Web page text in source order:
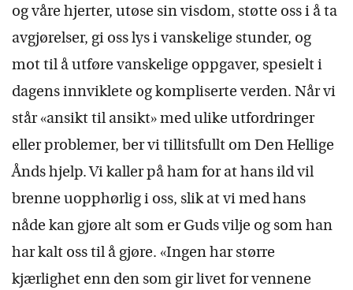
og våre hjerter, utøse sin visdom, støtte oss i å ta
avgjørelser, gi oss lys i vanskelige stunder, og
mot til å utføre vanskelige oppgaver, spesielt i
dagens innviklete og kompliserte verden. Når vi
står «ansikt til ansikt» med ulike utfordringer
eller problemer, ber vi tillitsfullt om Den Hellige
Ånds hjelp. Vi kaller på ham for at hans ild vil
brenne uopphørlig i oss, slik at vi med hans
nåde kan gjøre alt som er Guds vilje og som han
har kalt oss til å gjøre. «Ingen har større
kjærlighet enn den som gir livet for vennene